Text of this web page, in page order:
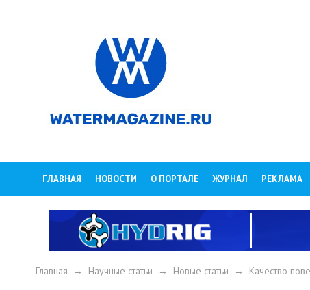
ГЛАВНАЯ НОВОСТИ О ПОРТАЛЕ ЖУРНАЛ РЕКЛАМА
Главная → Научные статьи → Новые статьи → Качество